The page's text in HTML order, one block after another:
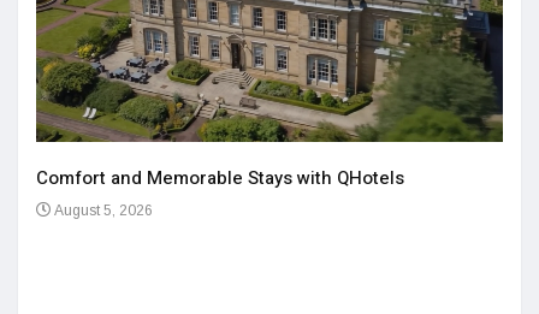
Comfort and Memorable Stays with QHotels
August 5, 2026